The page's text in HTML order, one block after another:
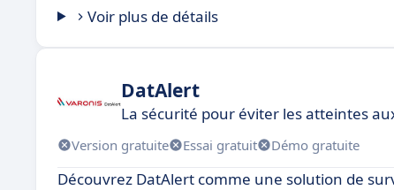
Voir plus de détails
DatAlert
La sécurité pour éviter les atteintes
Version gratuite Essai gratuit Démo gratuite
Découvrez DatAlert comme une solution de